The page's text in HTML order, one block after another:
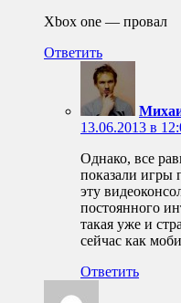
Xbox one — провал
Ответить
13.06.2013 в
Однако, все
показали игры
эту
постоянного
такая уже и
сейчас как
Ответить